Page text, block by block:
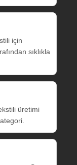
için
sıklıkla
üretimi